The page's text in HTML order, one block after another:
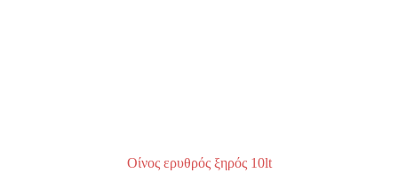
Οίνος ερυθρός ξηρός 10lt